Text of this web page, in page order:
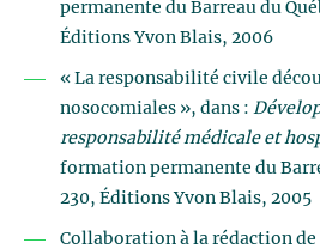
permanente du Barreau du
Éditions Yvon Blais, 2006
« La responsabilité civile
nosocomiales », dans :
responsabilité médicale et
formation permanente du
230, Éditions Yvon Blais, 2005
Collaboration à la rédaction de